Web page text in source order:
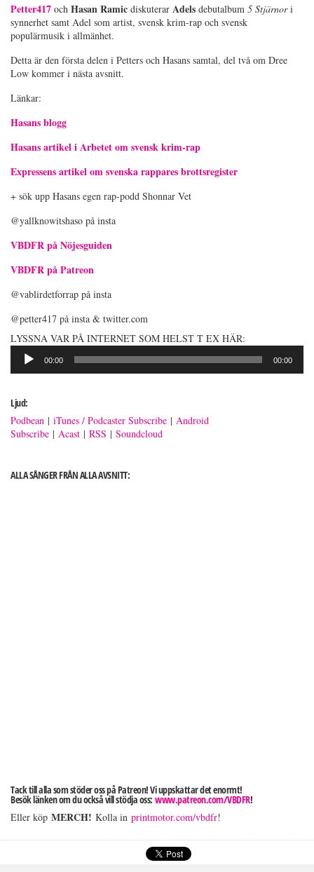
Petter417 och Hasan Ramic diskuterar Adels debutalbum 5 Stjärnori
synnerhet samt Adel som artist, svensk krim-rap och svensk
populärmusik i allmänhet.
Detta är den första delen i Petters och Hasans samtal, del två om Dree
Low kommer i nästa avsnitt.
Länkar:
Hasans blogg
Hasans artikel i Arbetet om svensk krim-rap
Expressens artikel om svenska rappares brottsregister
+ sök upp Hasans egen rap-podd Shonnar Vet
@yallknowitshaso på insta
VBDFR på Nöjesguiden
VBDFR på Patreon
@vablirdetforrap på insta
@petter417 på insta & twitter.com
LYSSNA VAR PÅ INTERNET SOM HELST T EX HÄR:
Ljudspelare
00:00 00:00
Ljud:
Podbean | iTunes / Podcaster Subscribe | Android
Subscribe | Acast | RSS | Soundcloud
ALLA SÅNGER FRÅN ALLA AVSNITT:
Tack till alla som stöder oss på Patreon! Vi uppskattar det enormt!
Besök länken om du också vill stödja oss: www.patreon.com/VBDFR!
Eller köp MERCH! Kolla in printmotor.com/vbdfr!